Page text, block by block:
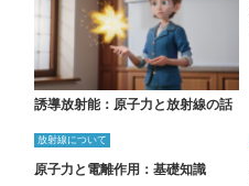
誘導放射能：原子力と放射線の話
放射線について
原子力と電離作用：基礎知識